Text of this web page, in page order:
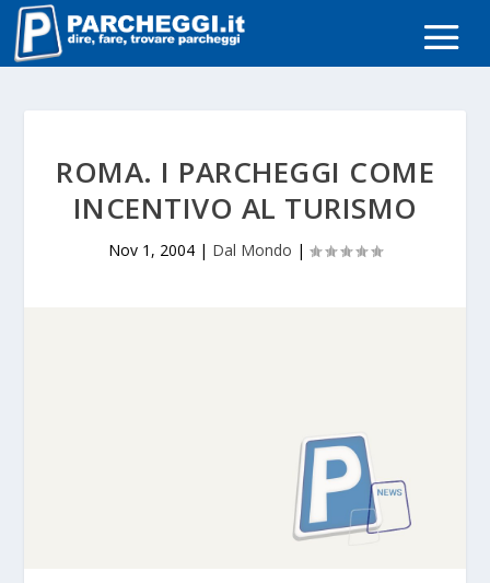
ROMA. I PARCHEGGI COME
INCENTIVO AL TURISMO
Nov 1, 2004 | Dal Mondo |